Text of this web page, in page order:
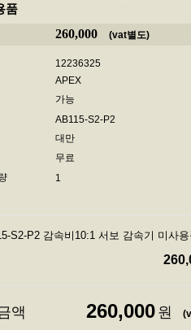
품
260,000 (vat별도)
12236325
APEX
가능
AB115-S2-P2
대만
무료
1
S2-P2 감속비10:1 서보 감속기 미사용
액 260,000 원